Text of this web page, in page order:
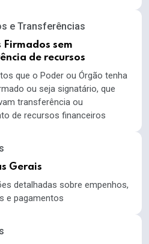
e Transferências
Firmados sem
de recursos
que o Poder ou Órgão tenha
ou seja signatário, que
transferência ou
de recursos financeiros
Gerais
detalhadas sobre empenhos,
e pagamentos